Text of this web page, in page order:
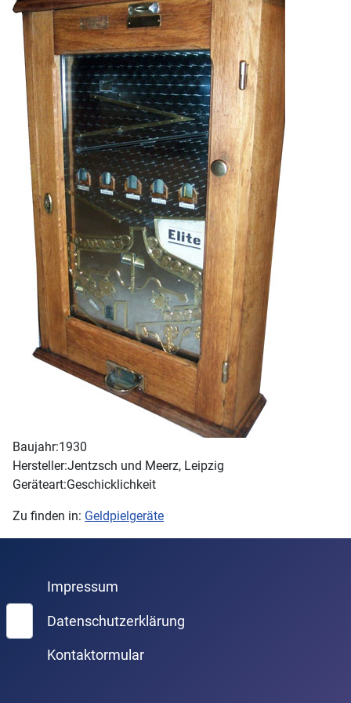
Baujahr:1930
Hersteller:Jentzsch und Meerz, Leipzig
Geräteart:Geschicklichkeit
Zu finden in: Geldpielgeräte
Suchen
Impressum
Datenschutzerklärung
Kontaktormular